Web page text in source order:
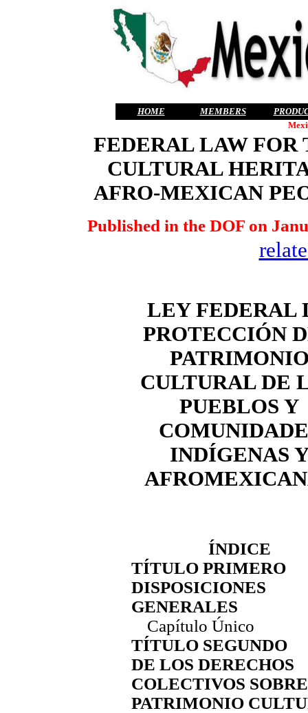
HOME MEMBERS
FEDERAL LAW FOR
CULTURAL
AFRO-MEXICAN
Published in the DOF on
LEYFEDERAL
PROTECCIÓN
CULTURAL DE
PUEBLOS Y
INDÍGENAS
ÍNDICE
TÍTULO PRIMERO
DISPOSICIONES
GENERALES
Capítulo Único
TÍTULO SEGUNDO
DE LOS DERECHOS
COLECTIVOS
PATRIMONIO